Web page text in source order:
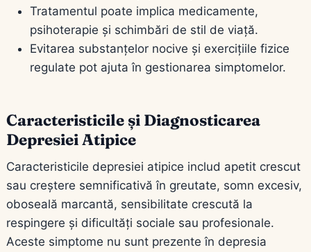
Tratamentul poate implica medicamente,
psihoterapie și schimbări de stil de viață.
Evitarea substanțelor nocive și exercițiile fizice
regulate pot ajuta în gestionarea simptomelor.
Caracteristicile și Diagnosticarea
Depresiei Atipice
Caracteristicile depresiei atipice includ apetit crescut
sau creștere semnificativă în greutate, somn excesiv,
oboseală marcantă, sensibilitate crescută la
respingere și dificultăți sociale sau profesionale.
Aceste simptome nu sunt prezente în depresia